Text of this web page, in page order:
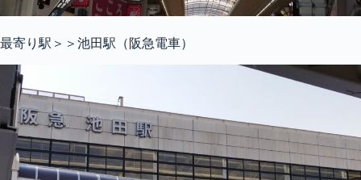
最寄り駅＞＞池田駅（阪急電車）